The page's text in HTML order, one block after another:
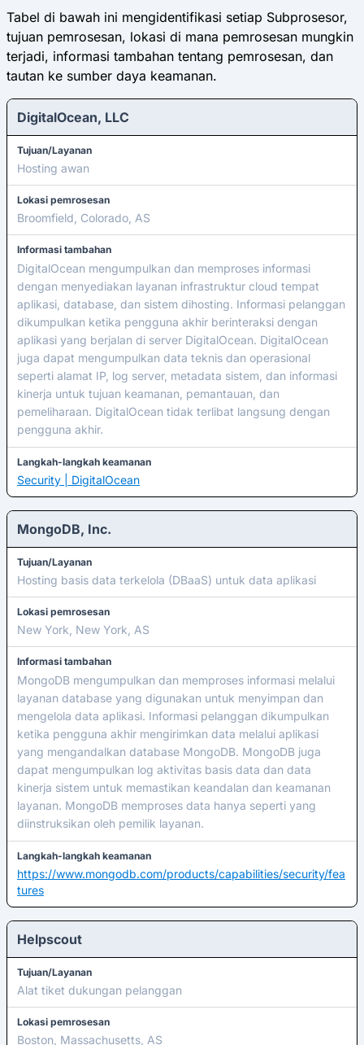
Tabel di bawah ini mengidentifikasi setiap Subprosesor,
tujuan pemrosesan, lokasi di mana pemrosesan mungkin
terjadi, informasi tambahan tentang pemrosesan, dan
tautan ke sumber daya keamanan.
DigitalOcean, LLC
Tujuan/Layanan
Hosting awan
Lokasi pemrosesan
Broomfield, Colorado, AS
Informasi tambahan
DigitalOcean mengumpulkan dan memproses informasi
dengan menyediakan layanan infrastruktur cloud tempat
aplikasi, database, dan sistem dihosting. Informasi pelanggan
dikumpulkan ketika pengguna akhir berinteraksi dengan
aplikasi yang berjalan di server DigitalOcean. DigitalOcean
juga dapat mengumpulkan data teknis dan operasional
seperti alamat IP, log server, metadata sistem, dan informasi
kinerja untuk tujuan keamanan, pemantauan, dan
pemeliharaan. DigitalOcean tidak terlibat langsung dengan
pengguna akhir.
Langkah-langkah keamanan
Security | DigitalOcean
MongoDB, Inc.
Tujuan/Layanan
Hosting basis data terkelola (DBaaS) untuk data aplikasi
Lokasi pemrosesan
New York, New York, AS
Informasi tambahan
MongoDB mengumpulkan dan memproses informasi melalui
layanan database yang digunakan untuk menyimpan dan
mengelola data aplikasi. Informasi pelanggan dikumpulkan
ketika pengguna akhir mengirimkan data melalui aplikasi
yang mengandalkan database MongoDB. MongoDB juga
dapat mengumpulkan log aktivitas basis data dan data
kinerja sistem untuk memastikan keandalan dan keamanan
layanan. MongoDB memproses data hanya seperti yang
diinstruksikan oleh pemilik layanan.
Langkah-langkah keamanan
https://www.mongodb.com/products/capabilities/security/fea
tures
Helpscout
Tujuan/Layanan
Alat tiket dukungan pelanggan
Lokasi pemrosesan
Boston, Massachusetts, AS